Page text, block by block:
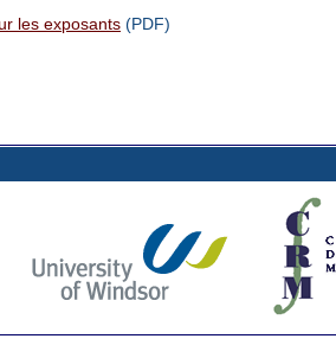
les exposants(PDF)